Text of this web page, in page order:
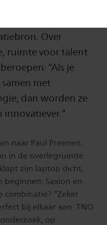
Over
ruimte voor talent
“Als je
met
dan worden ze
innovatiever.”
naar Paul Preenen,
in de overlegruimte.
zijn laptop dicht,
beginnen: Saxion en
combinatie? “Zeker
bij elkaar aan. TNO
op